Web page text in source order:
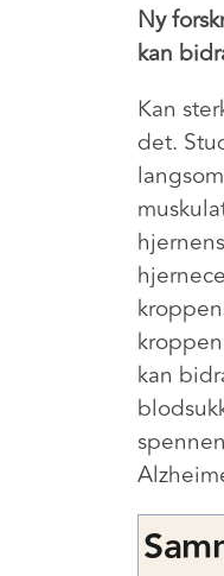
Ny
kan
Kan
det.
kan